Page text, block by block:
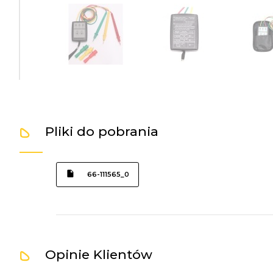
Pliki do pobrania
66-111565_0
Opinie Klientów